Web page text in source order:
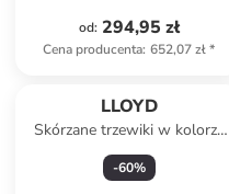
od: 294,95 zł
Cena producenta: 652,07 zł*
LLOYD
Skórzane trzewiki w kolorze
brązowym
-60%